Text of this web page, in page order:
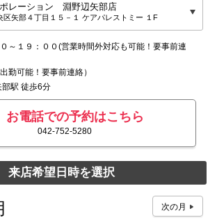
レーション 淵野辺矢部店
区矢部４丁目１５－１ ケアパレストミー １F
～１９：００(営業時間外対応も可能！要事前連
勤可能！要事前連絡）
部駅 徒歩6分
お電話での予約はこちら
042-752-5280
来店希望日時を選択